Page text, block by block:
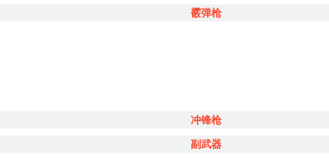
霰弹枪
冲锋枪
副武器